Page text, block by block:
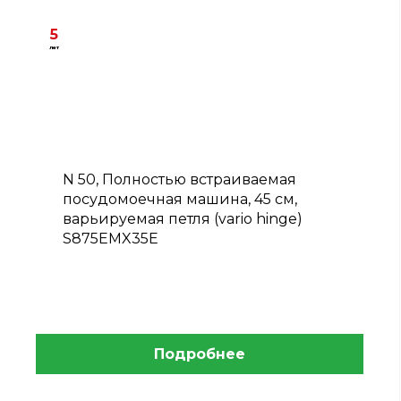
5
лет
N 50, Полностью встраиваемая
посудомоечная машина, 45 см,
варьируемая петля (vario hinge)
S875EMX35E
Подробнее